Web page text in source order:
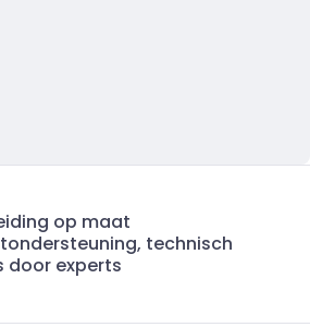
op maat
technisch
door experts